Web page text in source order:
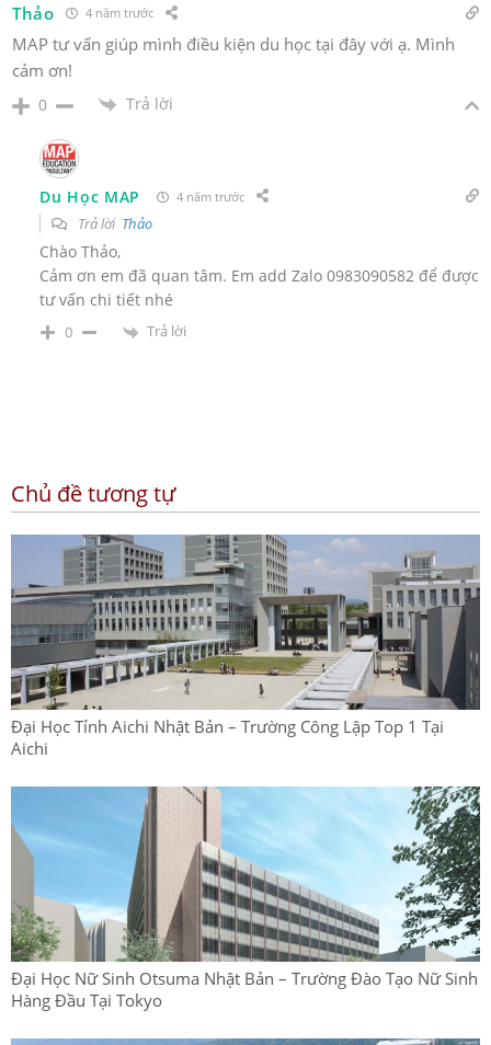
Thảo 4 năm trước
MAP tư vấn giúp mình điều kiện du học tại đây với ạ. Mình
cảm ơn!
0 Trả lời
Du Học MAP 4 năm trước
Trả lời Thảo
Chào Thảo,
Cảm ơn em đã quan tâm. Em add Zalo 0983090582 để được
tư vấn chi tiết nhé
0 Trả lời
Chủ đề tương tự
Đại Học Tỉnh Aichi Nhật Bản – Trường Công Lập Top 1 Tại
Aichi
Đại Học Nữ Sinh Otsuma Nhật Bản – Trường Đào Tạo Nữ Sinh
Hàng Đầu Tại Tokyo